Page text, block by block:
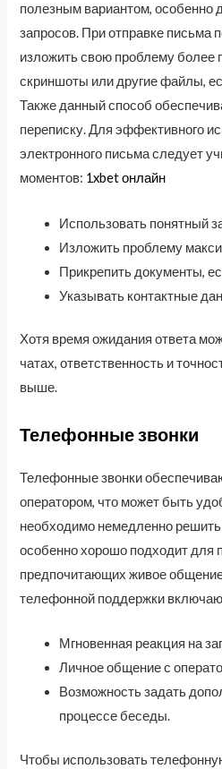
полезным вариантом, особенно
запросов. При отправке письма
изложить свою проблему более
скриншоты или другие файлы,
Также данный способ
переписку. Для эффективного
электронного письма следует
моментов: 1xbet онлайн
Использовать понятный
Изложить проблему
Прикрепить документы,
Указывать контактные
Хотя время ожидания ответа
чатах, ответственность и
выше.
Телефонные звонки
Телефонные звонки
оператором, что может быть
необходимо немедленно
особенно хорошо подходит для
предпочитающих живое
телефонной поддержки
Мгновенная реакция на
Личное общение с
Возможность задать
процессе беседы.
Чтобы использовать